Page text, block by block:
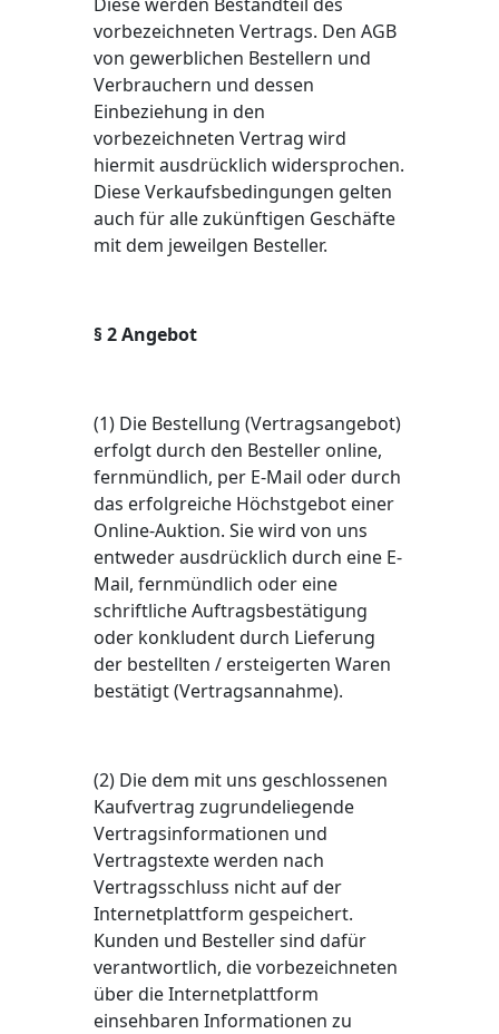
vorbezeichneten Vertrags. Den AGB
von gewerblichen Bestellern und
Verbrauchern und dessen
Einbeziehung in den
vorbezeichneten Vertrag wird
hiermit ausdrücklich widersprochen.
Diese Verkaufsbedingungen gelten
auch für alle zukünftigen Geschäfte
mit dem jeweilgen Besteller.
§ 2 Angebot
(1) Die Bestellung (Vertragsangebot)
erfolgt durch den Besteller online,
fernmündlich, per E-Mail oder durch
das erfolgreiche Höchstgebot einer
Online-Auktion. Sie wird von uns
entweder ausdrücklich durch eine E-
Mail, fernmündlich oder eine
schriftliche Auftragsbestätigung
oder konkludent durch Lieferung
der bestellten / ersteigerten Waren
bestätigt (Vertragsannahme).
(2) Die dem mit uns geschlossenen
Kaufvertrag zugrundeliegende
Vertragsinformationen und
Vertragstexte werden nach
Vertragsschluss nicht auf der
Internetplattform gespeichert.
Kunden und Besteller sind dafür
verantwortlich, die vorbezeichneten
über die Internetplattform
einsehbaren Informationen zu